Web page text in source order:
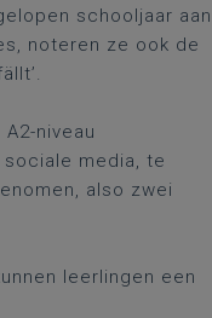
schooljaar aan
noteren ze ook de
niveau
media, te
also zwei
leerlingen een